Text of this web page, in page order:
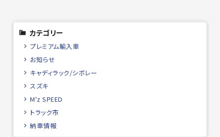
カテゴリー
プレミアム輸入車
お知らせ
キャディラック/シボレー
スズキ
M'z SPEED
トラック市
納車情報